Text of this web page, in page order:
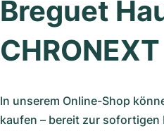
Breguet
In unserem Online-Shop
kaufen – bereit zur sofortigen